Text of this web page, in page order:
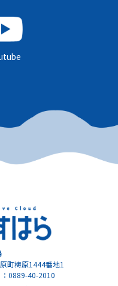
町梼原1444番地1
0889-40-2010